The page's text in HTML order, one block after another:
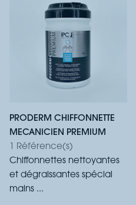
PRODERM CHIFFONNETTE
MECANICIEN PREMIUM
1 Référence(s)
Chiffonnettes nettoyantes
et dégraissantes spécial
mains ...